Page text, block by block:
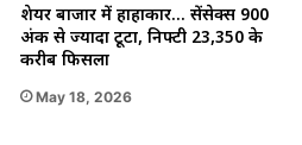
शेयर बाजार में हाहाकार… सेंसेक्स 900
अंक से ज्यादा टूटा, निफ्टी 23,350 के
करीब फिसला
May 18, 2026